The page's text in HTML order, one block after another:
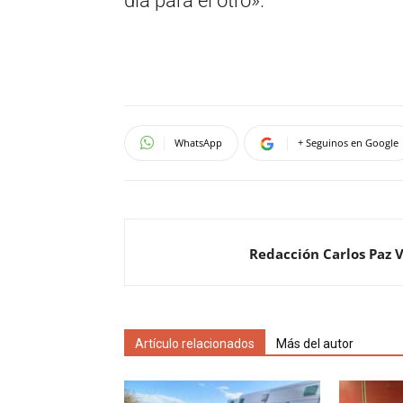
WhatsApp + Seguinos en Google
Redacción Carlos Paz
Artículo relacionados Más del autor